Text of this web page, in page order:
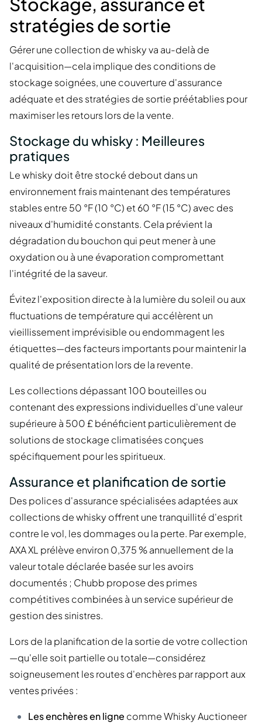
stratégies de sortie
Gérer une collection de whisky va au-delà de
l'acquisition—cela implique des conditions de
stockage soignées, une couverture d'assurance
adéquate et des stratégies de sortie préétablies pour
maximiser les retours lors de la vente.
Stockage du whisky : Meilleures
pratiques
Le whisky doit être stocké debout dans un
environnement frais maintenant des températures
stables entre 50 °F (10 °C) et 60 °F (15 °C) avec des
niveaux d'humidité constants. Cela prévient la
dégradation du bouchon qui peut mener à une
oxydation ou à une évaporation compromettant
l'intégrité de la saveur.
Évitez l'exposition directe à la lumière du soleil ou aux
fluctuations de température qui accélèrent un
vieillissement imprévisible ou endommagent les
étiquettes—des facteurs importants pour maintenir la
qualité de présentation lors de la revente.
Les collections dépassant 100 bouteilles ou
contenant des expressions individuelles d'une valeur
supérieure à 500 £ bénéficient particulièrement de
solutions de stockage climatisées conçues
spécifiquement pour les spiritueux.
Assurance et planification de sortie
Des polices d'assurance spécialisées adaptées aux
collections de whisky offrent une tranquillité d'esprit
contre le vol, les dommages ou la perte. Par exemple,
AXA XL prélève environ 0,375 % annuellement de la
valeur totale déclarée basée sur les avoirs
documentés ; Chubb propose des primes
compétitives combinées à un service supérieur de
gestion des sinistres.
Lors de la planification de la sortie de votre collection
—qu'elle soit partielle ou totale—considérez
soigneusement les routes d'enchères par rapport aux
ventes privées :
Les enchères en ligne comme Whisky Auctioneer